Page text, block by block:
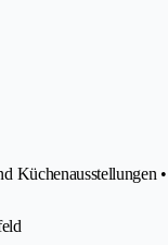
Küchenausstellungen